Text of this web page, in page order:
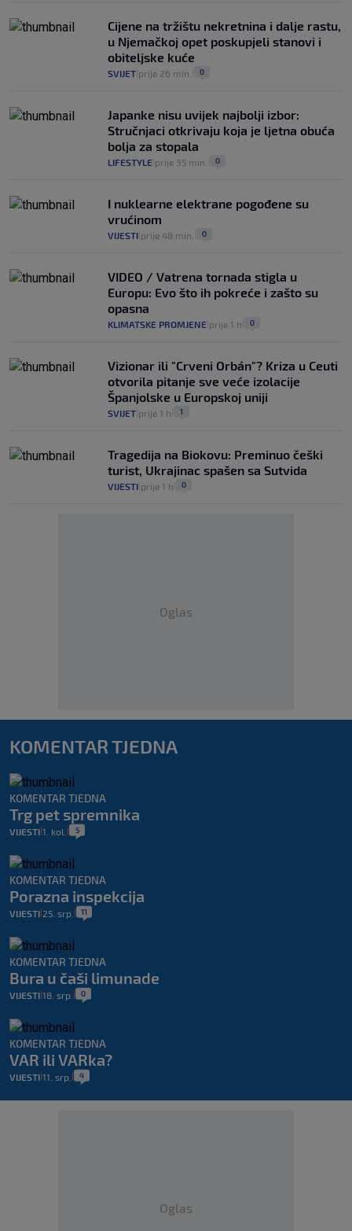
Cijene na tržištu nekretnina i dalje rastu,
u Njemačkoj opet poskupjeli stanovi i
obiteljske kuće
SVIJET prije 26 min. 0
Japanke nisu uvijek najbolji izbor:
Stručnjaci otkrivaju koja je ljetna obuća
bolja za stopala
LIFESTYLE prije 35 min. 0
I nuklearne elektrane pogođene su
vrućinom
VIJESTI prije 48 min. 0
VIDEO / Vatrena tornada stigla u
Europu: Evo što ih pokreće i zašto su
opasna
KLIMATSKE PROMJENE prije 1 h 0
Vizionar ili "Crveni Orbán"? Kriza u Ceuti
otvorila pitanje sve veće izolacije
Španjolske u Europskoj uniji
SVIJET prije 1 h 1
Tragedija na Biokovu: Preminuo češki
turist, Ukrajinac spašen sa Sutvida
VIJESTI prije 1 h 0
Oglas
KOMENTAR TJEDNA
KOMENTAR TJEDNA
Trg pet spremnika
VIJESTI 1. kol. 5
KOMENTAR TJEDNA
Porazna inspekcija
VIJESTI 25. srp. 11
KOMENTAR TJEDNA
Bura u čaši limunade
VIJESTI 18. srp. 0
KOMENTAR TJEDNA
VAR ili VARka?
VIJESTI 11. srp. 4
Oglas